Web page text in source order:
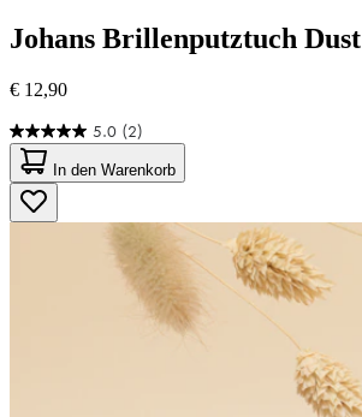
Johans Brillenputztuch Dust
€ 12,90
5.0 (2)
5.0
von
5
Sternen.
2
Bewertungen
In den Warenkorb